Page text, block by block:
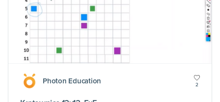
Photon Education 2